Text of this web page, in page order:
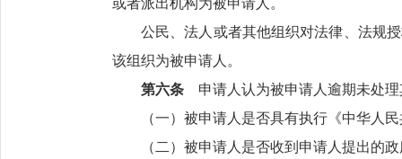
或者派出机构为被申请人。
公民、法人或者其他组织对法律、法规
该组织为被申请人。
第六条 申请人认为被申请人逾期未处
（一）被申请人是否具有执行《中华人
（二）被申请人是否收到申请人提出的